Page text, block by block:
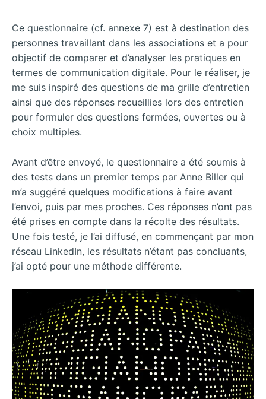
Ce questionnaire (cf. annexe 7) est à destination des
personnes travaillant dans les associations et a pour
objectif de comparer et d’analyser les pratiques en
termes de communication digitale. Pour le réaliser, je
me suis inspiré des questions de ma grille d’entretien
ainsi que des réponses recueillies lors des entretien
pour formuler des questions fermées, ouvertes ou à
choix multiples.
Avant d’être envoyé, le questionnaire a été soumis à
des tests dans un premier temps par Anne Biller qui
m’a suggéré quelques modifications à faire avant
l’envoi, puis par mes proches. Ces réponses n’ont pas
été prises en compte dans la récolte des résultats.
Une fois testé, je l’ai diffusé, en commençant par mon
réseau LinkedIn, les résultats n’étant pas concluants,
j’ai opté pour une méthode différente.